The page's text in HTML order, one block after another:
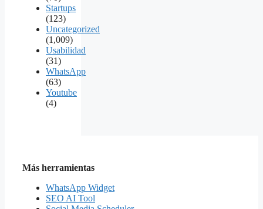
Startups
(123)
Uncategorized
(1,009)
Usabilidad
(31)
WhatsApp
(63)
Youtube
(4)
Más herramientas
WhatsApp Widget
SEO AI Tool